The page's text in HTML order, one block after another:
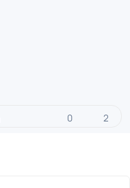
0 2